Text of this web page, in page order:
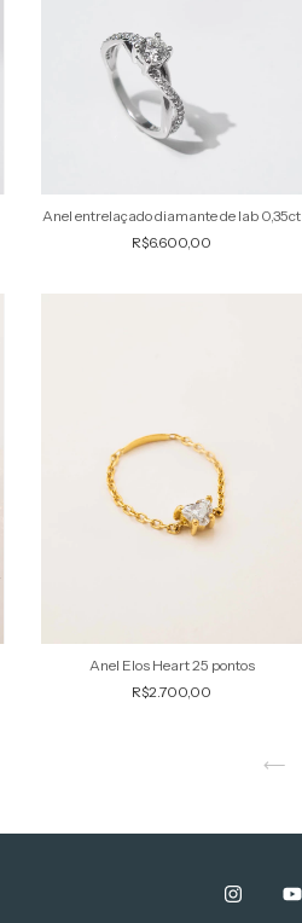
Anel entrelaçado diamante de lab 0,35ct
R$6.600,00
Anel Elos Heart 25 pontos
R$2.700,00